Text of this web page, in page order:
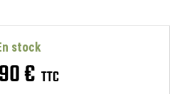
90€ TTC
stock